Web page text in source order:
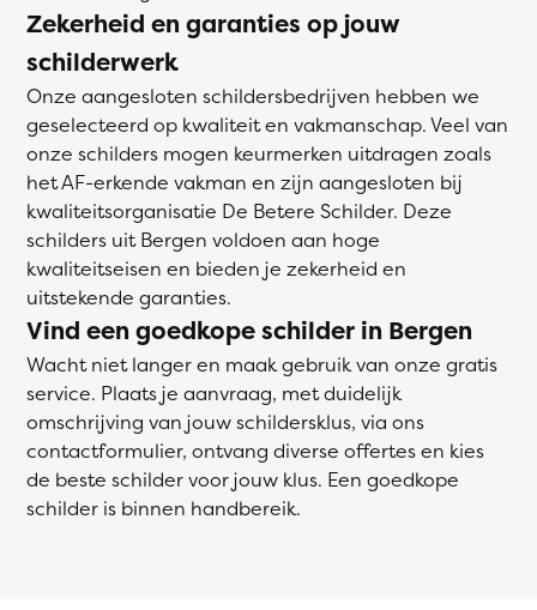
Zekerheid en garanties op jouw
schilderwerk
Onze aangesloten schildersbedrijven hebben we
geselecteerd op kwaliteit en vakmanschap. Veel van
onze schilders mogen keurmerken uitdragen zoals
het AF-erkende vakman en zijn aangesloten bij
kwaliteitsorganisatie De Betere Schilder. Deze
schilders uit Bergen voldoen aan hoge
kwaliteitseisen en bieden je zekerheid en
uitstekende garanties.
Vind een goedkope schilder in Bergen
Wacht niet langer en maak gebruik van onze gratis
service. Plaats je aanvraag, met duidelijk
omschrijving van jouw schildersklus, via ons
contactformulier, ontvang diverse offertes en kies
de beste schilder voor jouw klus. Een goedkope
schilder is binnen handbereik.